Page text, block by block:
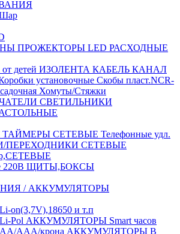
ПРОЖЕКТОРЫ LED РАСХОДНЫЕ
детей ИЗОЛЕНТА КАБЕЛЬ КАНАЛ
установочные Скобы пласт.NCR-
Хомуты/Стяжки
СВЕТИЛЬНИКИ
ТАЙМЕРЫ СЕТЕВЫЕ Телефонные удл.
ПЕРЕХОДНИКИ СЕТЕВЫЕ
220В ЩИТЫ,БОКСЫ
/ АККУМУЛЯТОРЫ
и т.п
Pol АККУМУЛЯТОРЫ Smart часов
ААА/крона АККУМУЛЯТОРЫ В